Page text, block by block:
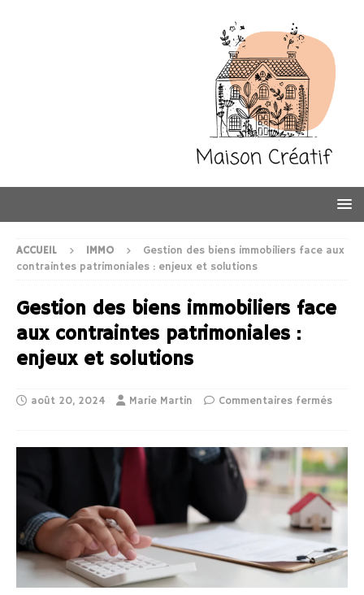
ACCUEIL IMMO
Gestion des biens immobiliers face aux
contraintes patrimoniales : enjeux et solutions
Gestion des biens immobiliers face
aux contraintes patrimoniales :
enjeux et solutions
août 20, 2024 Marie Martin Commentaires fermés